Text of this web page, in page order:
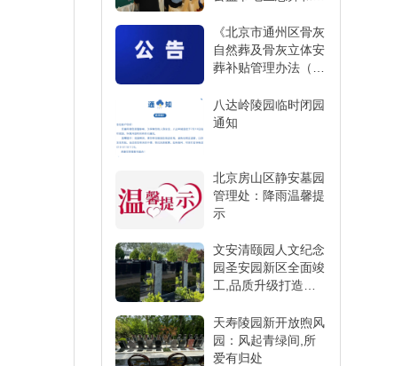
在江苏省宜兴市举办
《北京市通州区骨灰
自然葬及骨灰立体安
葬补贴管理办法（征
八达岭陵园临时闭园
通知
北京房山区静安墓园
管理处：降雨温馨提
示
文安清颐园人文纪念
园圣安园新区全面竣
工,品质升级打造人
天寿陵园新开放煦风
园：风起青绿间,所
爱有归处